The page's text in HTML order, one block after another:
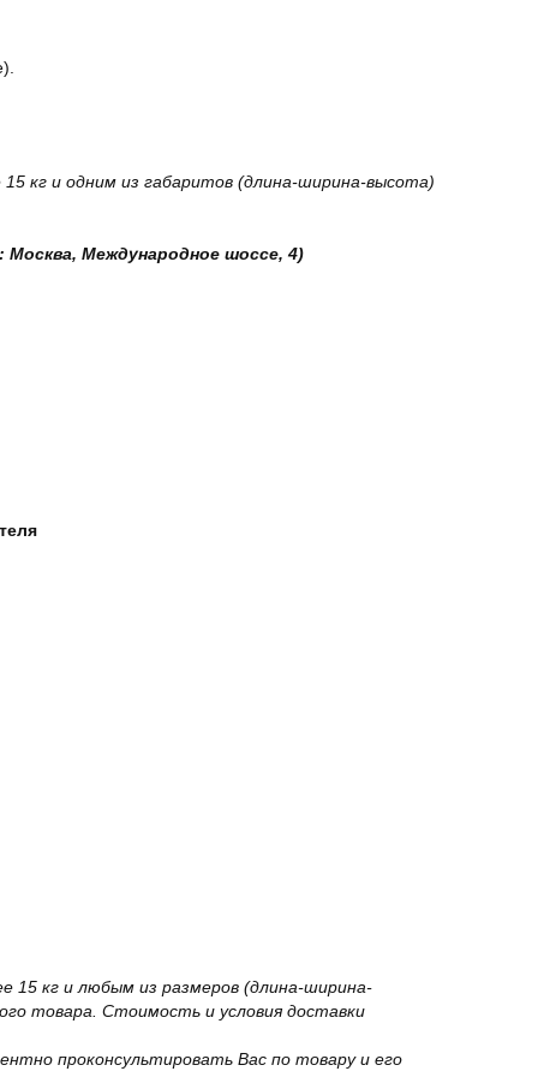
кг и одним из габаритов (длина-ширина-высота)
Москва, Международное шоссе, 4)
15 кг и любым из размеров (длина-ширина-
товара. Стоимость и условия доставки
проконсультировать Вас по товару и его